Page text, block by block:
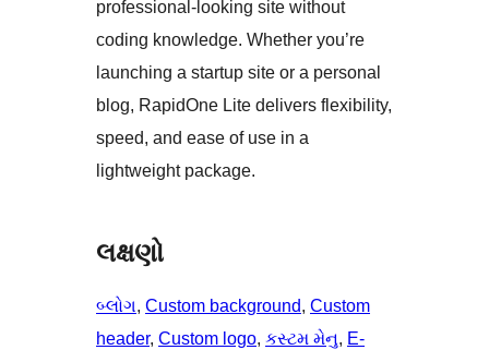
professional-looking site without
coding knowledge. Whether you’re
launching a startup site or a personal
blog, RapidOne Lite delivers flexibility,
speed, and ease of use in a
lightweight package.
લક્ષણો
બ્લોગ, Custom background, Custom
header, Custom logo, કસ્ટમ મેનુ, E-